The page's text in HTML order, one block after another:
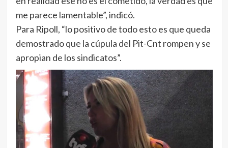
me parece lamentable”, indicó.
Para Ripoll, “lo positivo de todo esto es que queda
demostrado que la cúpula del Pit-Cnt rompen y se
apropian de los sindicatos”.